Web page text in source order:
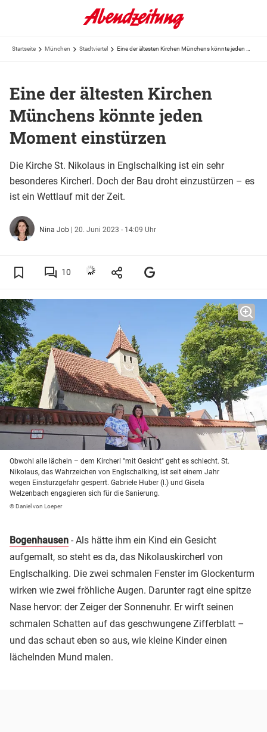
Startseite München Stadtviertel
Eine der ältesten Kirchen
Münchens könnte jeden
Moment einstürzen
Die Kirche St. Nikolaus in Englschalking ist ein sehr
besonderes Kircherl. Doch der Bau droht einzustürzen – es
ist ein Wettlauf mit der Zeit.
Nina Job | 20. Juni 2023 - 14:09 Uhr
10
Obwohl alle lächeln – dem Kircherl "mit Gesicht" geht es schlecht. St.
Nikolaus, das Wahrzeichen von Englschalking, ist seit einem Jahr
wegen Einsturzgefahr gesperrt. Gabriele Huber (l.) und Gisela
Welzenbach engagieren sich für die Sanierung.
© Daniel von Loeper
Bogenhausen - Als hätte ihm ein Kind ein Gesicht
aufgemalt, so steht es da, das Nikolauskircherl von
Englschalking. Die zwei schmalen Fenster im Glockenturm
wirken wie zwei fröhliche Augen. Darunter ragt eine spitze
Nase hervor: der Zeiger der Sonnenuhr. Er wirft seinen
schmalen Schatten auf das geschwungene Zifferblatt –
und das schaut eben so aus, wie kleine Kinder einen
lächelnden Mund malen.